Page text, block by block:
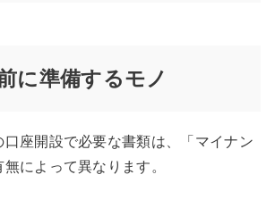
に準備するモノ
口座開設で必要な書類は、「マイナン
によって異なります。